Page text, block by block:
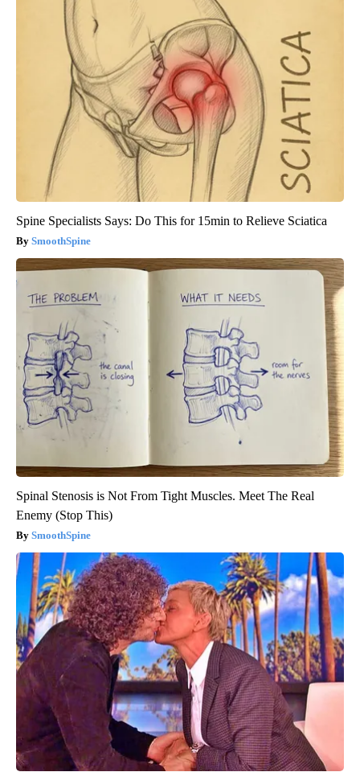
Spine Specialists Says: Do This for 15min to Relieve Sciatica
SmoothSpine
Spinal Stenosis is Not From Tight Muscles. Meet The Real
Enemy (Stop This)
SmoothSpine